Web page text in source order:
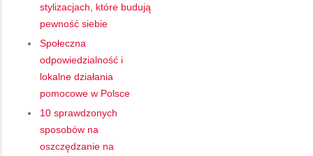
stylizacjach, które budują
pewność siebie
Społeczna
odpowiedzialność i
lokalne działania
pomocowe w Polsce
10 sprawdzonych
sposobów na
oszczędzanie na